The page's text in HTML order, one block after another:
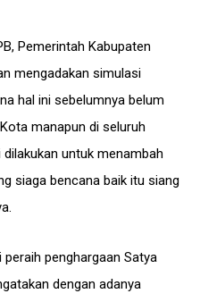
Pemerintah Kabupaten
mengadakan simulasi
hal ini sebelumnya belum
manapun di seluruh
untuk menambah
siaga bencana baik itu siang
penghargaan Satya
dengan adanya